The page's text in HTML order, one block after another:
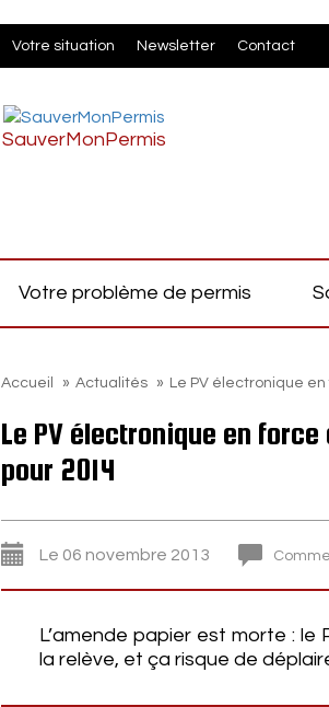
Votre situation Newsletter Contact
SauverMonPermis
Votre problème de permis
Accueil » Actualités » Le PV électronique
Le PV électronique en
pour 2014
Le 06 novembre 2013
L’amende papier est morte :
la relève, et ça risque de